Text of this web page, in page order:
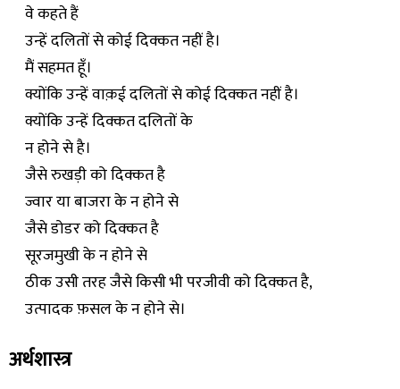
वे कहते हैं
उन्हें दलितों से कोई दिक्कत नहीं है।
मैं सहमत हूँ।
क्योंकि उन्हें वाक़ई दलितों से कोई दिक्कत नहीं है।
क्योंकि उन्हें दिक्कत दलितों के
न होने से है।
जैसे रुखड़ी को दिक्कत है
ज्वार या बाजरा के न होने से
जैसे डोडर को दिक्कत है
सूरजमुखी के न होने से
ठीक उसी तरह जैसे किसी भी परजीवी को दिक्कत है,
उत्पादक फ़सल के न होने से।
अर्थशास्त्र